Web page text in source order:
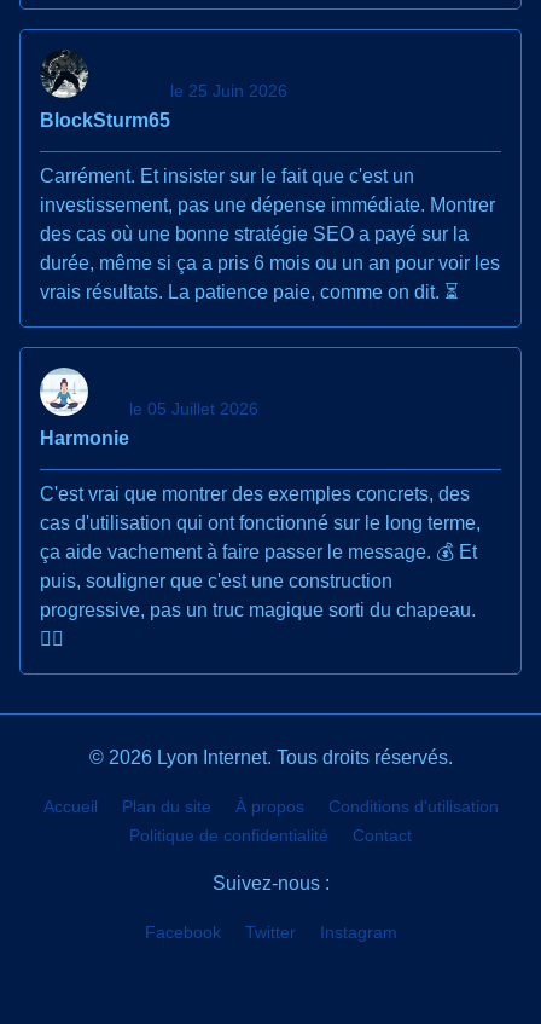
BlockSturm65
le 25 Juin 2026
Carrément. Et insister sur le fait que c'est un
investissement, pas une dépense immédiate. Montrer
des cas où une bonne stratégie SEO a payé sur la
durée, même si ça a pris 6 mois ou un an pour voir les
vrais résultats. La patience paie, comme on dit. ⏳
Harmonie
le 05 Juillet 2026
C'est vrai que montrer des exemples concrets, des
cas d'utilisation qui ont fonctionné sur le long terme,
ça aide vachement à faire passer le message. 💰 Et
puis, souligner que c'est une construction
progressive, pas un truc magique sorti du chapeau.
🧙‍♀️
© 2026 Lyon Internet. Tous droits réservés.
Accueil Plan du site À propos
Conditions d'utilisation
Politique de confidentialité
Contact
Suivez-nous :
Facebook Twitter Instagram